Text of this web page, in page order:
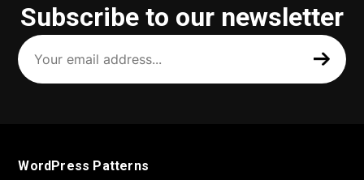
Subscribe to our newsletter
Your
email
address
(Required)
WordPress Patterns